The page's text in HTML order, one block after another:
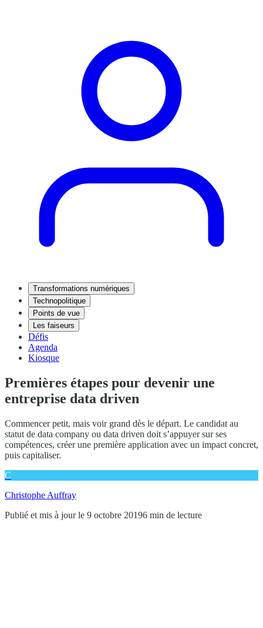
Transformations numériques
Technopolitique
Points de vue
Les faiseurs
Défis
Agenda
Kiosque
Premières étapes pour devenir une
entreprise data driven
Commencer petit, mais voir grand dès le départ. Le candidat au
statut de data company ou data driven doit s’appuyer sur ses
compétences, créer une première application avec un impact concret,
puis capitaliser.
C
Christophe Auffray
Publié et mis à jour le 9 octobre 20196 min de lecture